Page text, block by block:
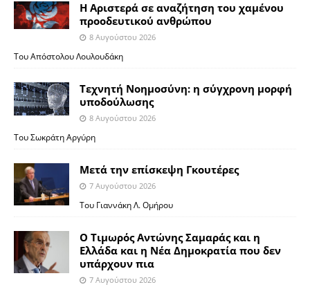
Η Αριστερά σε αναζήτηση του χαμένου
προοδευτικού ανθρώπου
8 Αυγούστου 2026
Του Απόστολου Λουλουδάκη
Τεχνητή Νοημοσύνη: η σύγχρονη μορφή
υποδούλωσης
8 Αυγούστου 2026
Του Σωκράτη Αργύρη
Μετά την επίσκεψη Γκουτέρες
7 Αυγούστου 2026
Του Γιαννάκη Λ. Ομήρου
Ο Τιμωρός Αντώνης Σαμαράς και η
Ελλάδα και η Νέα Δημοκρατία που δεν
υπάρχουν πια
7 Αυγούστου 2026